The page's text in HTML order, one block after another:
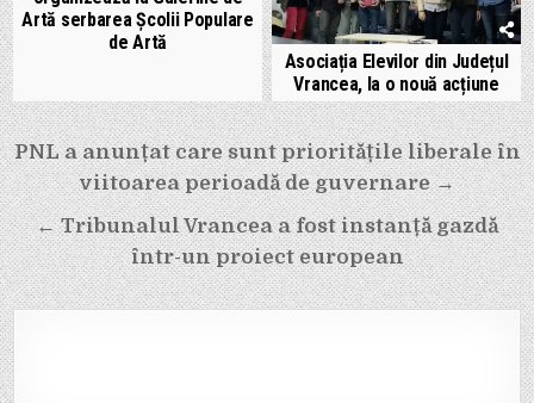
Artă serbarea Școlii Populare
de Artă
Asociația Elevilor din Județul
Vrancea, la o nouă acțiune
Navigare
în
articole
PNL a anunțat care sunt prioritățile liberale în
viitoarea perioadă de guvernare →
← Tribunalul Vrancea a fost instanță gazdă
într-un proiect european